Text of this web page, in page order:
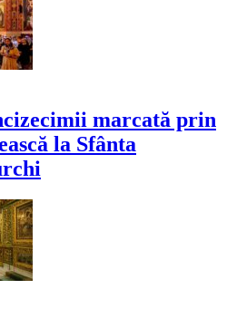
marcată prin
la Sfânta